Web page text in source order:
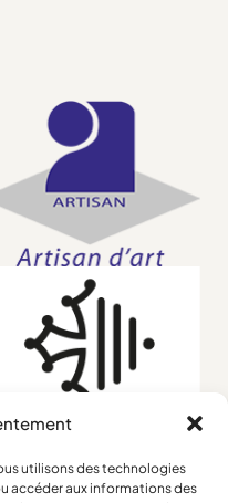
utilisons des technologies
accéder aux informations des